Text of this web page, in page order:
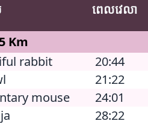
ពេលវេលា
5 Km
rabbit
20:44
21:22
mouse
24:01
28:22